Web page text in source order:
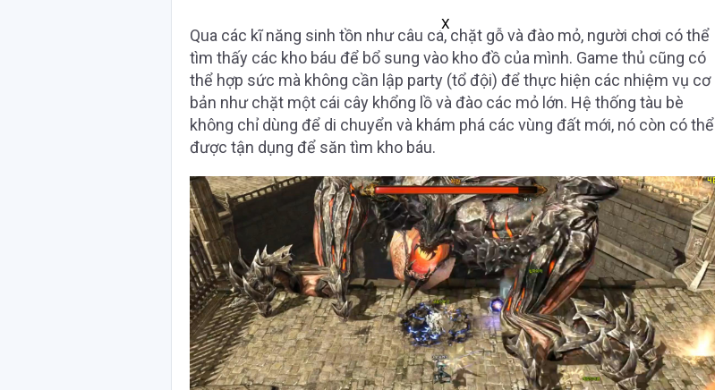
X
Qua các kĩ năng sinh tồn như câu cá, chặt gỗ và đào mỏ, người chơi có thể
tìm thấy các kho báu để bổ sung vào kho đồ của mình. Game thủ cũng có
thể hợp sức mà không cần lập party (tổ đội) để thực hiện các nhiệm vụ cơ
bản như chặt một cái cây khổng lồ và đào các mỏ lớn. Hệ thống tàu bè
không chỉ dùng để di chuyển và khám phá các vùng đất mới, nó còn có thể
được tận dụng để săn tìm kho báu.